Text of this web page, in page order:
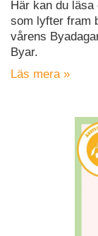
Här kan du
som lyfter fram
vårens
Byar.
Läs mera »